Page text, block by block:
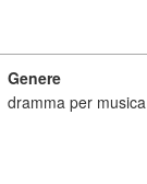
Genere
dramma per musica